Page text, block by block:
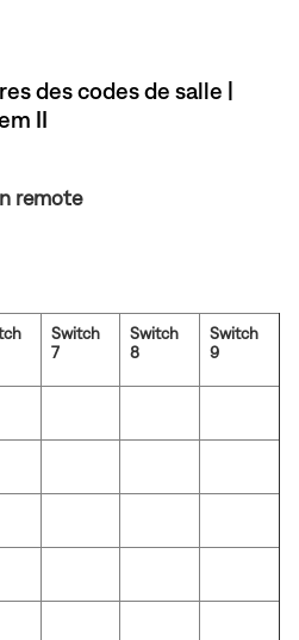
des codes de salle |
II
remote
Switch
7
Switch
8
Switch
9